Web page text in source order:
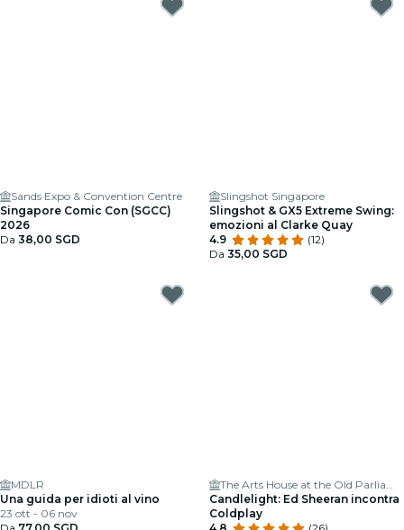
Sands Expo & Convention Centre
Singapore Comic Con (SGCC)
2026
Da 38,00 SGD
Slingshot Singapore
Slingshot & GX5 Extreme Swing:
emozioni al Clarke Quay
4.9
(12)
Da 35,00 SGD
MDLR
Una guida per idioti al vino
23 ott - 06 nov
The Arts House at the Old Parliament
Candlelight: Ed Sheeran incontra
Coldplay